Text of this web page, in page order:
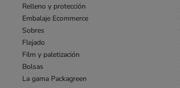
Relleno y protección
Embalaje Ecommerce
Sobres
Flejado
Film y paletización
Bolsas
La gama Packagreen